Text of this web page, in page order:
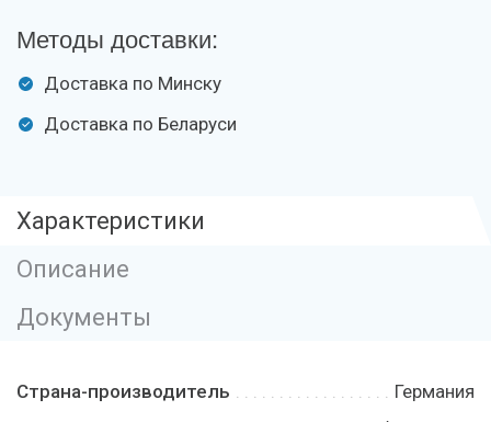
Методы доставки:
Доставка по Минску
Доставка по Беларуси
Характеристики
Описание
Документы
Страна-производитель
Германия